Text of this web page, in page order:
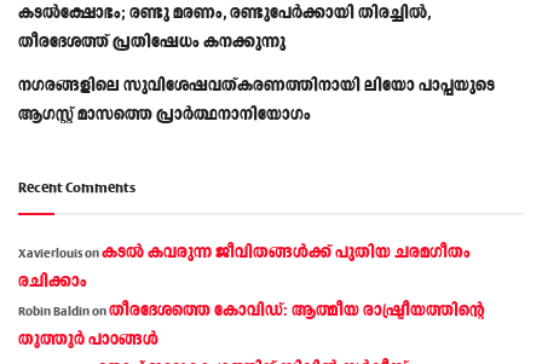
കടൽക്ഷോഭം; രണ്ടു മരണം, രണ്ടുപേർക്കായി തിരച്ചിൽ,
തീരദേശത്ത് പ്രതിഷേധം കനക്കുന്നു
നഗരങ്ങളിലെ സുവിശേഷവത്കരണത്തിനായി ലിയോ പാപ്പയുടെ
ആഗസ്റ്റ് മാസത്തെ പ്രാര്‍ത്ഥനാനിയോഗം
Recent Comments
Xavierlouisonകടല്‍ കവരുന്ന ജീവിതങ്ങള്‍ക്ക് പുതിയ ചരമഗീതം
രചിക്കാം
Robin Baldinonതീരദേശത്തെ കോവിഡ്: ആത്മീയ രാഷ്ട്രീയത്തിന്റെ
തൂത്തൂര്‍ പാഠങ്ങൾ